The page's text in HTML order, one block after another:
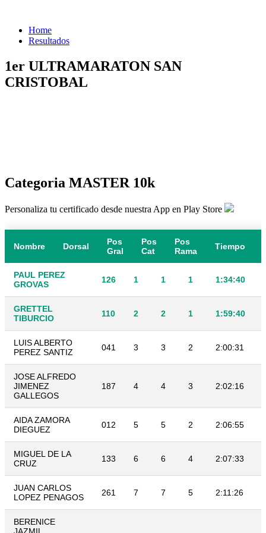
Home
Resultados
1er ULTRAMARATON SAN
CRISTOBAL
Categoria MASTER 10k
Personaliza tu certificado desde nuestra App en Play Store
Nombre Dorsal
Pos
Gral
Pos
Cat
Pos
Rama
Tiempo
PAUL PEREZ
GROVAS
126 1 1 1 1:34:40
GRETTEL
TIBURCIO
110 2 2 1 1:59:40
LUIS ALBERTO
PEREZ SANTIZ
041 3 3 2 2:00:31
JOSE ALFREDO
JIMENEZ
GALLEGOS
187 4 4 3 2:02:16
AIDA ZAMORA
DIEGUEZ
012 5 5 2 2:06:55
MIGUEL DE LA
CRUZ
133 6 6 4 2:07:33
JUAN CARLOS
LOPEZ PENAGOS
261 7 7 5 2:11:26
BERENICE